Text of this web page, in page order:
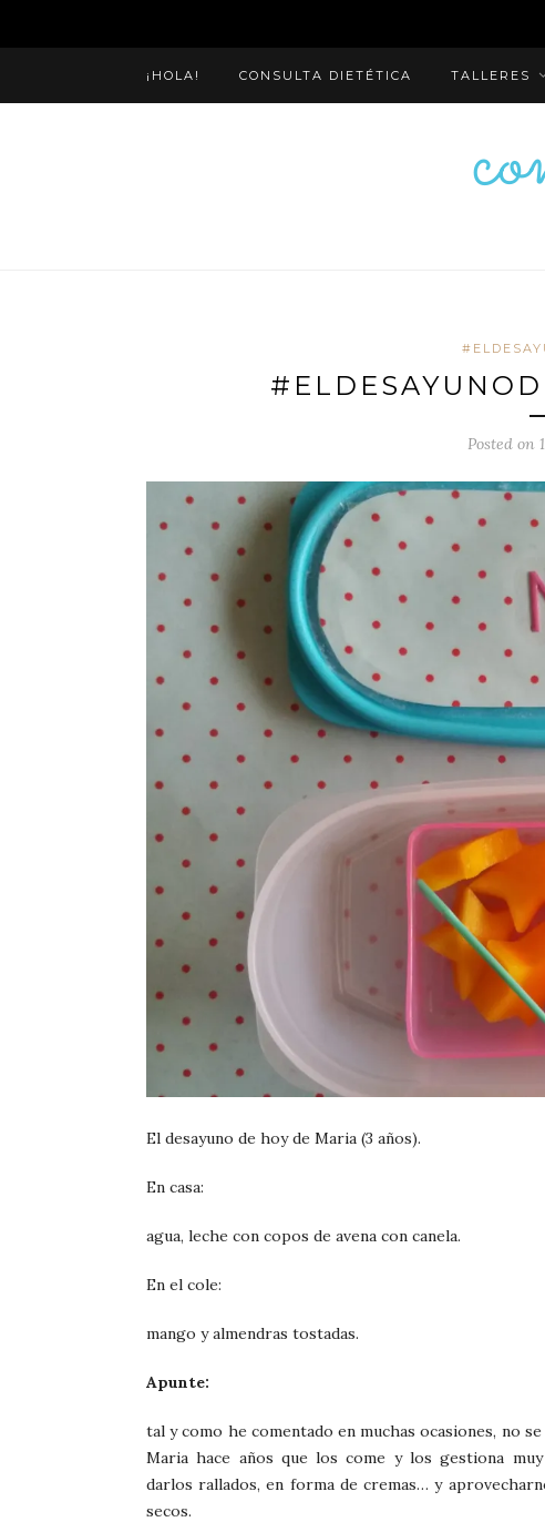
¡HOLA! CONSULTA DIETÉTICA TALLERES
Posted on
El desayuno de hoy de Maria (3 años).
En casa:
agua, leche con copos de avena con canela.
En el cole:
mango y almendras tostadas.
Apunte:
tal y como he comentado en muchas ocasiones, no
Maria hace años que los come y los gestiona
darlos rallados, en forma de cremas… y
secos.